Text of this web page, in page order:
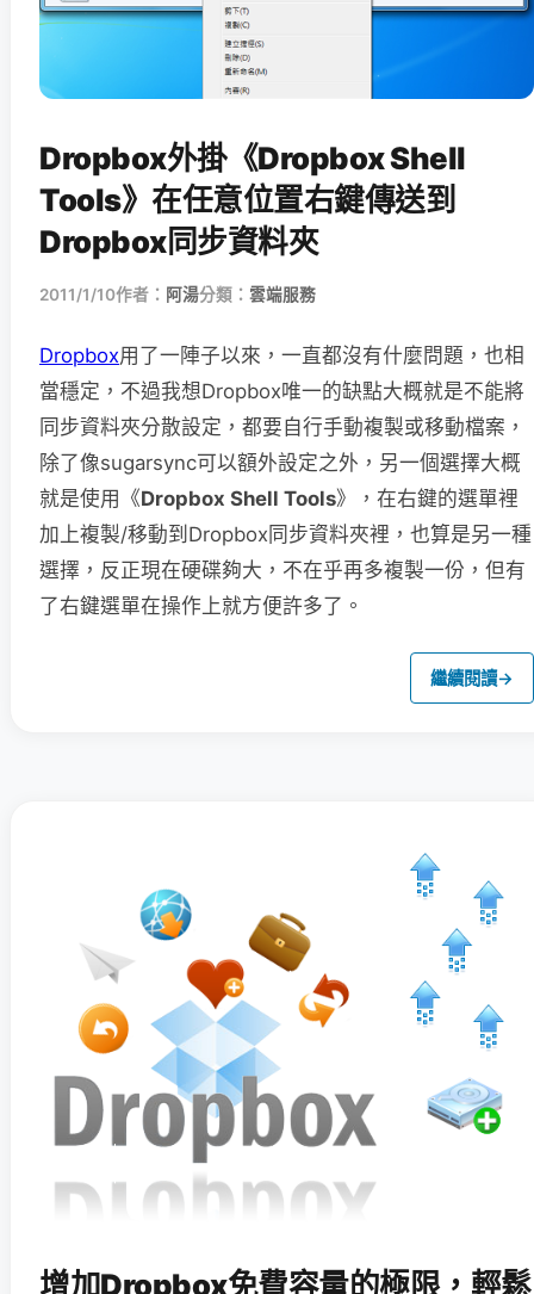
Dropbox外掛《Dropbox Shell
Tools》在任意位置右鍵傳送到
Dropbox同步資料夾
2011/1/10作者： 阿湯分類： 雲端服務
Dropbox用了一陣子以來，一直都沒有什麼問題，也相
當穩定，不過我想Dropbox唯一的缺點大概就是不能將
同步資料夾分散設定，都要自行手動複製或移動檔案，
除了像sugarsync可以額外設定之外，另一個選擇大概
就是使用《Dropbox Shell Tools》，在右鍵的選單裡
加上複製/移動到Dropbox同步資料夾裡，也算是另一種
選擇，反正現在硬碟夠大，不在乎再多複製一份，但有
了右鍵選單在操作上就方便許多了。
繼續閱讀→
增加Dropbox免費容量的極限，輕鬆